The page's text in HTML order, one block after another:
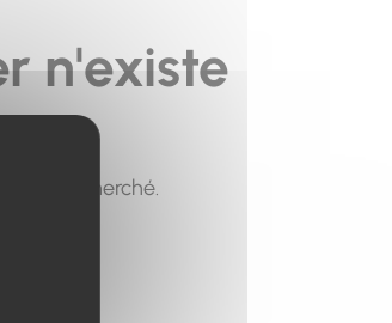
n'existe
recherché.